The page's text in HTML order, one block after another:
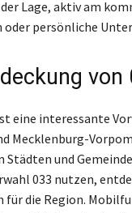
Lage, aktiv am
persönliche
von
eine interessante
Mecklenburg-
Städten und
033 nutzen,
die Region.